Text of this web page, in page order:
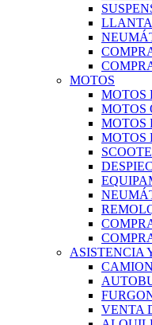
MOTOS
MOTOS
MOTOS
MOTOS
MOTOS
ASISTENCIA
VENTA